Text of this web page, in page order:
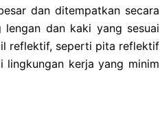
dan ditempatkan secara
lengan dan kaki yang sesuai
reflektif, seperti pita reflektif
lingkungan kerja yang minim